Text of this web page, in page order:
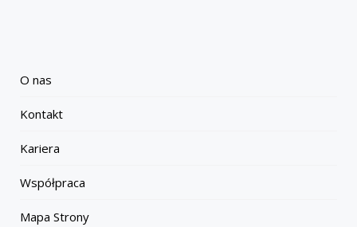
O nas
Kontakt
Kariera
Współpraca
Mapa Strony